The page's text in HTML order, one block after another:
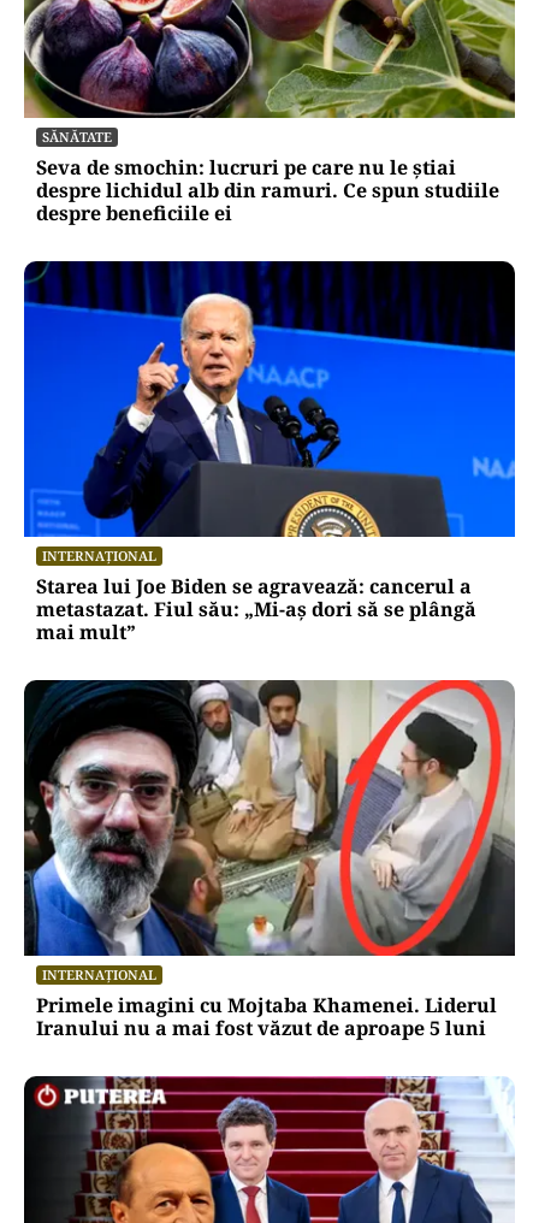
SĂNĂTATE
Seva de smochin: lucruri pe care nu le știai
despre lichidul alb din ramuri. Ce spun studiile
despre beneficiile ei
INTERNAȚIONAL
Starea lui Joe Biden se agravează: cancerul a
metastazat. Fiul său: „Mi-aș dori să se plângă
mai mult”
INTERNAȚIONAL
Primele imagini cu Mojtaba Khamenei. Liderul
Iranului nu a mai fost văzut de aproape 5 luni